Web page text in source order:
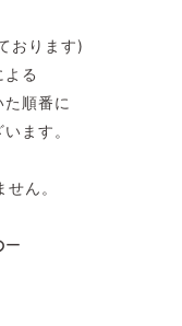
おります)
る
順番に
ます。
ん。
ー